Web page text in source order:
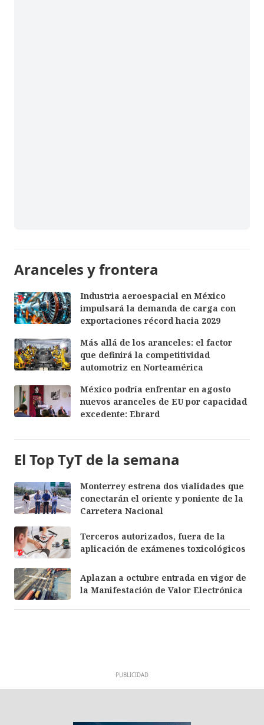
Aranceles y frontera
Industria aeroespacial en México
impulsará la demanda de carga con
exportaciones récord hacia 2029
Más allá de los aranceles: el factor
que definirá la competitividad
automotriz en Norteamérica
México podría enfrentar en agosto
nuevos aranceles de EU por capacidad
excedente: Ebrard
El Top TyT de la semana
Monterrey estrena dos vialidades que
conectarán el oriente y poniente de la
Carretera Nacional
Terceros autorizados, fuera de la
aplicación de exámenes toxicológicos
Aplazan a octubre entrada en vigor de
la Manifestación de Valor Electrónica
PUBLICIDAD